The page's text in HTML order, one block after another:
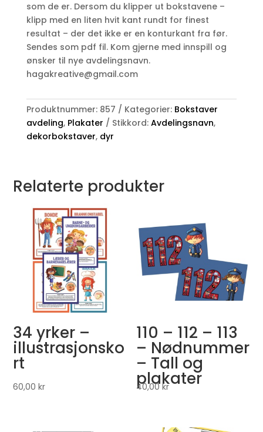
som de er. Dersom du klipper ut bokstavene –
klipp med en liten hvit kant rundt for finest
resultat – der det ikke er en konturkant fra før.
Sendes som pdf fil. Kom gjerne med innspill og
ønsker til nye avdelingsnavn.
hagakreative@gmail.com
Produktnummer: 857 Kategorier: Bokstaver
avdeling, Plakater Stikkord: Avdelingsnavn,
dekorbokstaver, dyr
Relaterte produkter
34 yrker –
illustrasjonsko
rt
60,00kr
110 – 112 – 113
– Nødnummer
– Tall og
plakater
40,00kr